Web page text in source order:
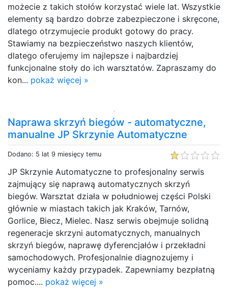
możecie z takich stołów korzystać wiele lat. Wszystkie
elementy są bardzo dobrze zabezpieczone i skręcone,
dlatego otrzymujecie produkt gotowy do pracy.
Stawiamy na bezpieczeństwo naszych klientów,
dlatego oferujemy im najlepsze i najbardziej
funkcjonalne stoły do ich warsztatów. Zapraszamy do
kon... pokaż więcej »
Naprawa skrzyń biegów - automatyczne,
manualne JP Skrzynie Automatyczne
Dodano: 5 lat 9 miesięcy temu
JP Skrzynie Automatyczne to profesjonalny serwis
zajmujący się naprawą automatycznych skrzyń
biegów. Warsztat działa w południowej części Polski
głównie w miastach takich jak Kraków, Tarnów,
Gorlice, Biecz, Mielec. Nasz serwis obejmuje solidną
regeneracje skrzyni automatycznych, manualnych
skrzyń biegów, naprawę dyferencjałów i przekładni
samochodowych. Profesjonalnie diagnozujemy i
wyceniamy każdy przypadek. Zapewniamy bezpłatną
pomoc.... pokaż więcej »